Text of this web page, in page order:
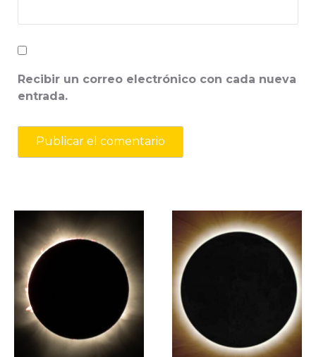
Recibir un correo electrónico con cada nueva
entrada.